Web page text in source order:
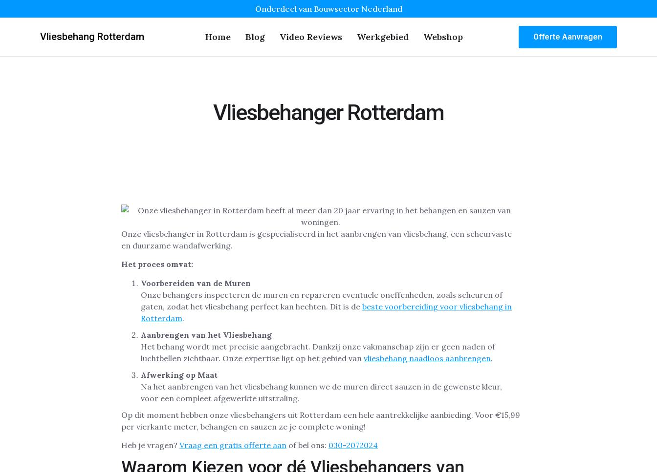
Onderdeel van Bouwsector Nederland
Vliesbehang Rotterdam Home Blog Video Reviews Werkgebied Webshop Offerte Aanvragen
Vliesbehanger Rotterdam
Onze vliesbehanger in Rotterdam is gespecialiseerd in het aanbrengen van vliesbehang, een scheurvaste
en duurzame wandafwerking.
Het proces omvat:
Voorbereiden van de Muren
Onze behangers inspecteren de muren en repareren eventuele oneffenheden, zoals scheuren of
gaten, zodat het vliesbehang perfect kan hechten. Dit is de beste voorbereiding voor vliesbehang in
Rotterdam.
Aanbrengen van het Vliesbehang
Het behang wordt met precisie aangebracht. Dankzij onze vakmanschap zijn er geen naden of
luchtbellen zichtbaar. Onze expertise ligt op het gebied van vliesbehang naadloos aanbrengen.
Afwerking op Maat
Na het aanbrengen van het vliesbehang kunnen we de muren direct sauzen in de gewenste kleur,
voor een compleet afgewerkte uitstraling.
Op dit moment hebben onze vliesbehangers uit Rotterdam een hele aantrekkelijke aanbieding. Voor €15,99
per vierkante meter, behangen en sauzen ze je complete woning!
Heb je vragen? Vraag een gratis offerte aan of bel ons: 030-2072024
Waarom Kiezen voor dé Vliesbehangers van